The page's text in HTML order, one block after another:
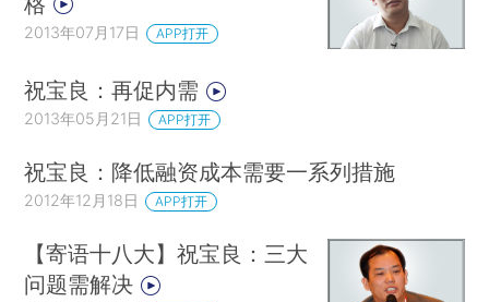
2013年07月17日 APP打开
祝宝良：再促内需
2013年05月21日 APP打开
祝宝良：降低融资成本需要一系列措施
2012年12月18日 APP打开
【寄语十八大】祝宝良：三大
问题需解决